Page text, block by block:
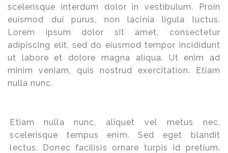
scelerisque interdum dolor in vestibulum. Proin
euismod dui purus, non lacinia ligula luctus.
Lorem ipsum dolor sit amet, consectetur
adipiscing elit, sed do eiusmod tempor incididunt
ut labore et dolore magna aliqua. Ut enim ad
minim veniam, quis nostrud exercitation. Etiam
nulla nunc.
Etiam nulla nunc, aliquet vel metus nec,
scelerisque tempus enim. Sed eget blandit
lectus. Donec facilisis ornare turpis id pretium.